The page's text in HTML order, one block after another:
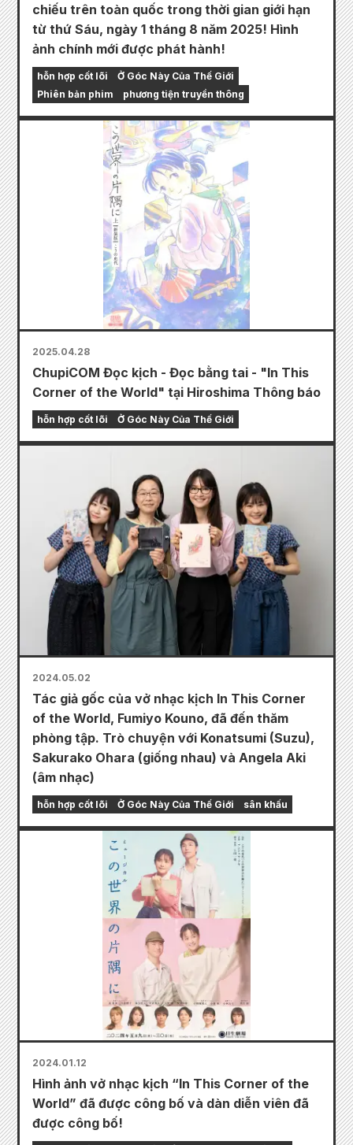
chiếu trên toàn quốc trong thời gian giới hạn
từ thứ Sáu, ngày 1 tháng 8 năm 2025! Hình
ảnh chính mới được phát hành!
hỗn hợp cốt lõi
Ở Góc Này Của Thế Giới
Phiên bản phim
phương tiện truyền thông
2025.04.28
ChupiCOM Đọc kịch - Đọc bằng tai - "In This
Corner of the World" tại Hiroshima Thông báo
hỗn hợp cốt lõi Ở Góc Này Của Thế Giới
2024.05.02
Tác giả gốc của vở nhạc kịch In This Corner
of the World, Fumiyo Kouno, đã đến thăm
phòng tập. Trò chuyện với Konatsumi (Suzu),
Sakurako Ohara (giống nhau) và Angela Aki
(âm nhạc)
hỗn hợp cốt lõi Ở Góc Này Của Thế Giới sân khấu
2024.01.12
Hình ảnh vở nhạc kịch “In This Corner of the
World” đã được công bố và dàn diễn viên đã
được công bố!